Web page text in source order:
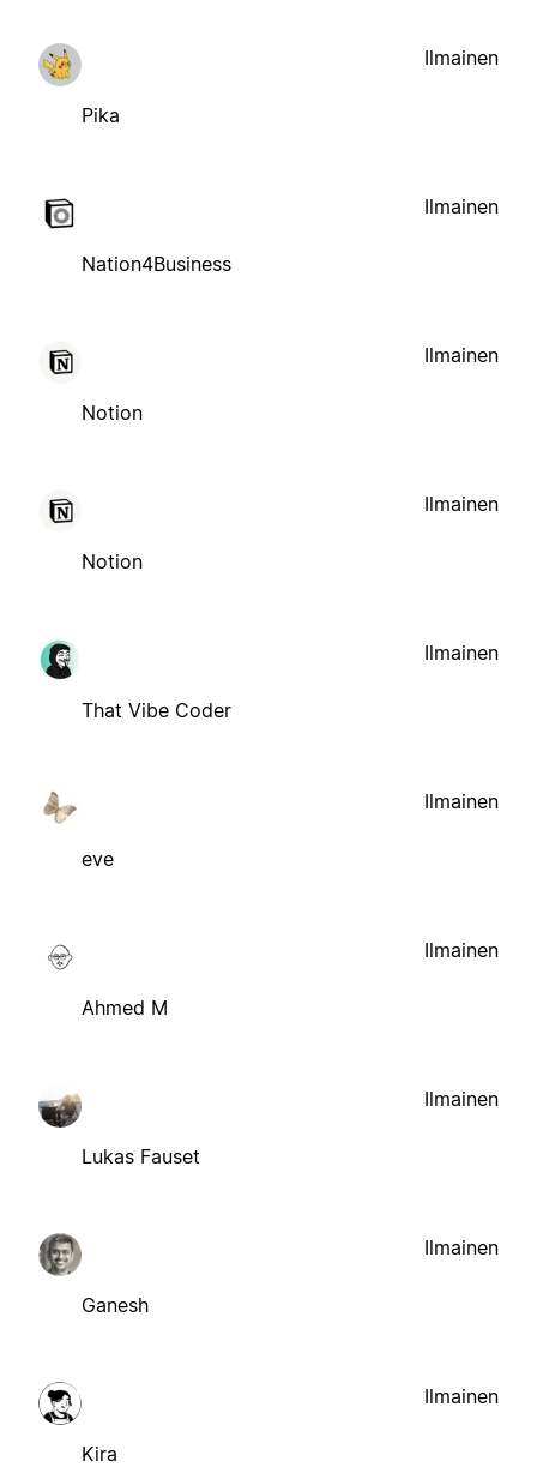
Pika
Ilmainen
Nation4Business
Ilmainen
Notion
Ilmainen
Notion
Ilmainen
That Vibe Coder
Ilmainen
eve
Ilmainen
Ahmed M
Ilmainen
Lukas Fauset
Ilmainen
Ganesh
Ilmainen
Kira
Ilmainen